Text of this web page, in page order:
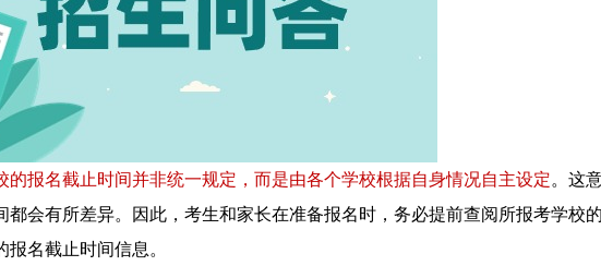
的报名截止时间并非统一规定，而是由各个学校根据自身情况自主设定。这
都会有所差异。因此，考生和家长在准备报名时，务必提前查阅所报考学校
名截止时间信息。